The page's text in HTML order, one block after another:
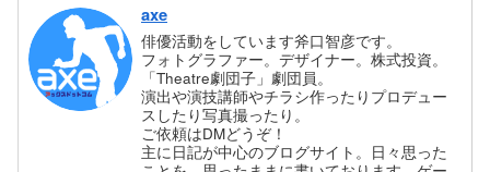
axe
俳優活動をしています斧口智彦です。
フォトグラファー。デザイナー。株式投資。
「Theatre劇団子」劇団員。
演出や演技講師やチラシ作ったりプロデュー
スしたり写真撮ったり。
ご依頼はDMどうぞ！
主に日記が中心のブログサイト。日々思った